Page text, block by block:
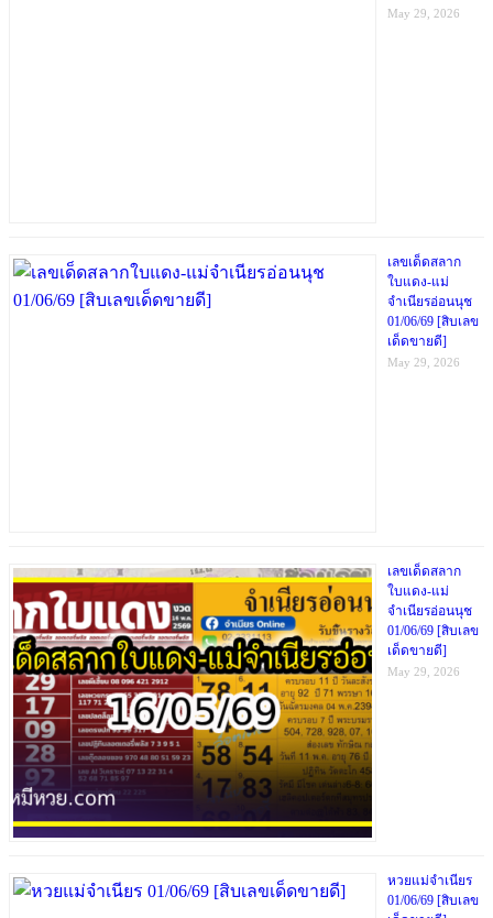
May 29, 2026
เลขเด็ดสลาก
ใบแดง-แม่
จำเนียรอ่อนนุช
01/06/69 [สิบเลข
เด็ดขายดี]
May 29, 2026
เลขเด็ดสลาก
ใบแดง-แม่
จำเนียรอ่อนนุช
01/06/69 [สิบเลข
เด็ดขายดี]
May 29, 2026
หวยแม่จำเนียร
01/06/69 [สิบเลข